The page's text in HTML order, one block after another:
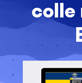
colle